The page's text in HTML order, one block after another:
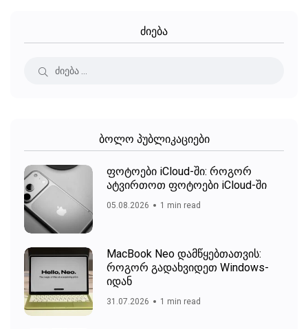
ძიება
ბოლო პუბლიკაციები
ფოტოები iCloud-ში: როგორ
ატვირთოთ ფოტოები iCloud-ში
05.08.2026 1 min read
MacBook Neo დამწყებთათვის:
როგორ გადახვიდეთ Windows-
იდან
31.07.2026 1 min read